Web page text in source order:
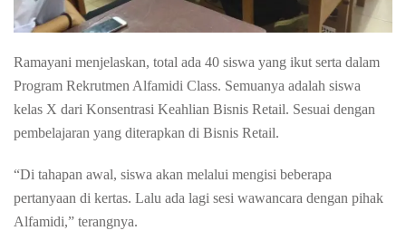
Ramayani menjelaskan, total ada 40 siswa yang ikut serta dalam
Program Rekrutmen Alfamidi Class. Semuanya adalah siswa
kelas X dari Konsentrasi Keahlian Bisnis Retail. Sesuai dengan
pembelajaran yang diterapkan di Bisnis Retail.
“Di tahapan awal, siswa akan melalui mengisi beberapa
pertanyaan di kertas. Lalu ada lagi sesi wawancara dengan pihak
Alfamidi,” terangnya.